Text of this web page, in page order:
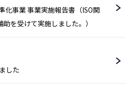
化事業 事業実施報告書（ISO関
を受けて実施しました。）
した